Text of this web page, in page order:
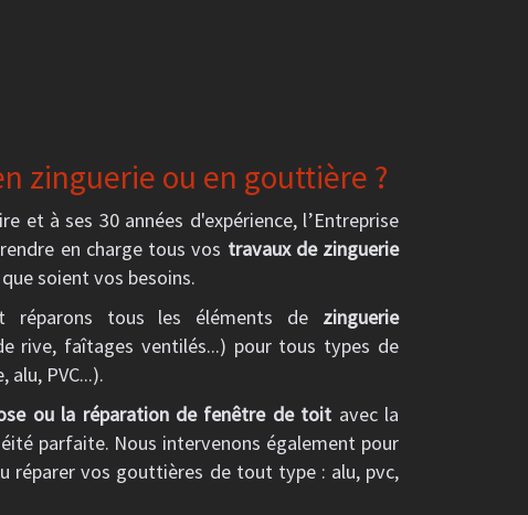
zinguerie ou en gouttière ?
et à ses 30 années d'expérience, l’Entreprise
en charge tous vos travaux de zinguerie
soient vos besoins.
réparons tous les éléments de zinguerie
rive, faîtages ventilés...) pour tous types de
alu, PVC...).
ou la réparation de fenêtre de toit avec la
parfaite. Nous intervenons également pour
réparer vos gouttières de tout type : alu, pvc,